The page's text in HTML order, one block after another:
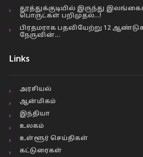
தூத்துக்குடியில் இருந்து
பொருட்கள் பறிமுதல்…!
பிரதமராக பதவியேற்று 12
நேருவின்…
Links
அரசியல்
ஆன்மிகம்
இந்தியா
உலகம்
உள்ளூர் செய்திகள்
கட்டுரைகள்